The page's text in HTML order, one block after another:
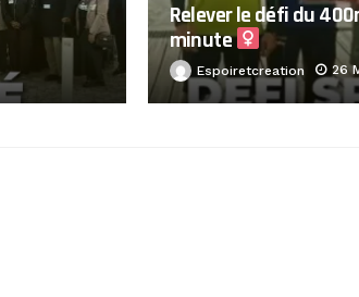
Relever le défi du
minute ‍
Espoiretcreation 26